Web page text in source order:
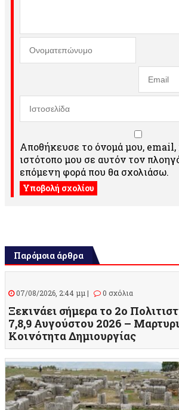
Αποθήκευσε το όνομά μου, email,
ιστότοπο μου σε αυτόν τον
επόμενη φορά που θα σχολιάσω.
Παρόμοια άρθρα
07/08/2026, 2:44 μμ | 0 σχόλια
Ξεκινάει σήμερα το 2ο
7,8,9 Αυγούστου 2026 –
Κοινότητα Δημιουργίας